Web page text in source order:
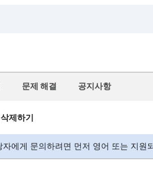
문제 해결 공지사항
제하기
에게 문의하려면 먼저 영어 또는 지